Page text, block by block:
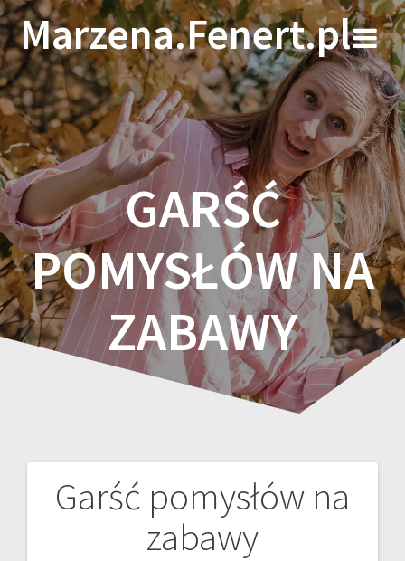
Skip
to
content
Marzena.Fenert.pl
GARŚĆ
POMYSŁÓW NA
ZABAWY
Garść pomysłów na
zabawy
Nawigacja